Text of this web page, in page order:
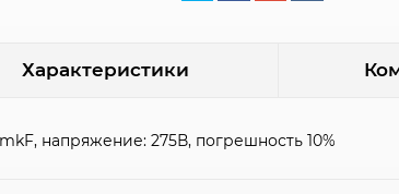
Характеристики
напряжение: 275В, погрешность 10%